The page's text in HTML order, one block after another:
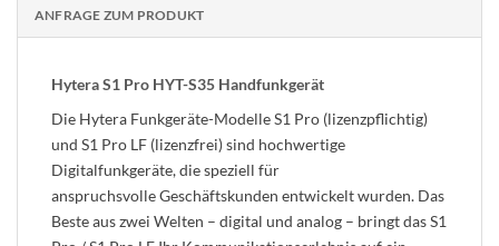
ANFRAGE ZUM PRODUKT
Hytera S1 Pro HYT-S35 Handfunkgerät
Die Hytera Funkgeräte-Modelle S1 Pro (lizenzpflichtig)
und S1 Pro LF (lizenzfrei) sind hochwertige
Digitalfunkgeräte, die speziell für
anspruchsvolle Geschäftskunden entwickelt wurden. Das
Beste aus zwei Welten – digital und analog – bringt das S1